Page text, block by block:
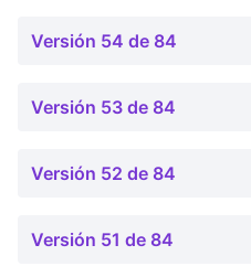
Versión 54 de 84
Versión 53 de 84
Versión 52 de 84
Versión 51 de 84